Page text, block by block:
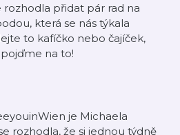
rozhodla přidat pár rad na
která se nás týkala
to kafíčko nebo čajíček,
na to!
je Michaela
rozhodla, že si jednou týdně